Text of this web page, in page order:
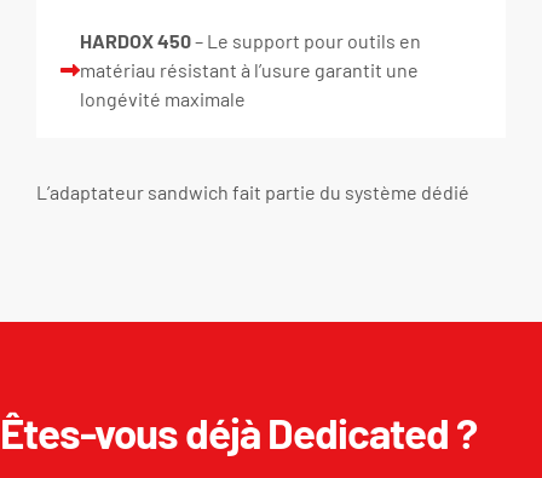
HARDOX 450– Le support pour outils en
matériau résistant à l’usure garantit une
longévité maximale
L’adaptateur sandwich fait partie du système dédié
Êtes-vous déjà Dedicated ?